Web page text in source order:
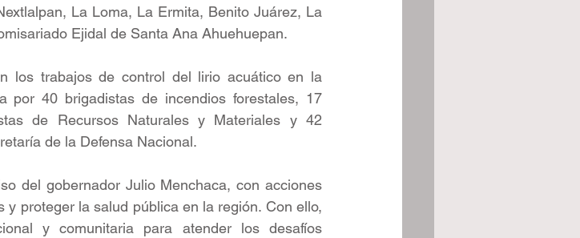
La Loma, La Ermita, Benito Juárez, La
Ejidal de Santa Ana Ahuehuepan.
los trabajos de control del lirio acuático en la
por 40 brigadistas de incendios forestales, 17
de Recursos Naturales y Materiales y 42
de la Defensa Nacional.
del gobernador Julio Menchaca, con acciones
proteger la salud pública en la región. Con ello,
y comunitaria para atender los desafíos